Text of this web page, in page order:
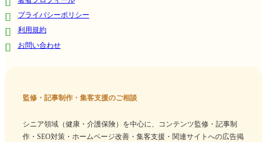
プライバシーポリシー
利用規約
お問い合わせ
監修・記事制作・集客支援のご相談
シニア領域（健康・介護保険）を中心に、コンテンツ監修・記事制
作・SEO対策・ホームページ改善・集客支援・関連サイトへの広告掲